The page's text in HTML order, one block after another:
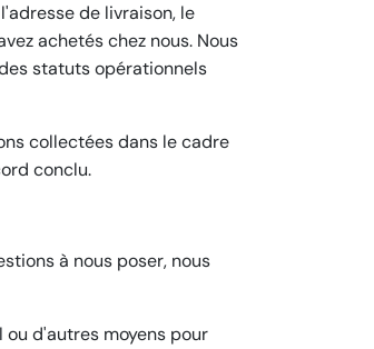
de livraison, le
achetés chez nous. Nous
statuts opérationnels
collectées dans le cadre
conclu.
à nous poser, nous
d'autres moyens pour